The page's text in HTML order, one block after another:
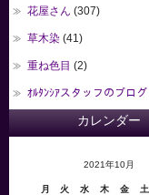
花屋さん (307)
草木染 (41)
重ね色目 (2)
ｵﾙﾀﾝｼｱスタッフのブログ
カレンダー
2021年10月
月 火 水 木 金 土